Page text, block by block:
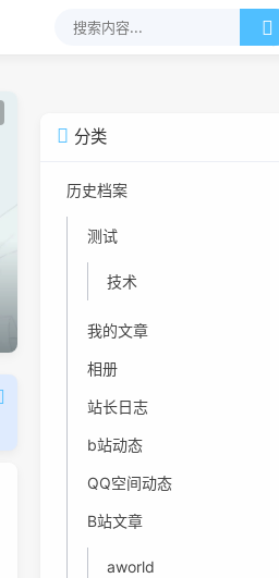
分类
历史档案
测试
技术
我的文章
相册
站长日志
b站动态
QQ空间动态
B站文章
aworld